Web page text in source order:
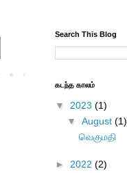
Search This Blog
கடந்த காலம்
▼ 2023 (1)
▼ August (1)
வெகுமதி
► 2022 (2)